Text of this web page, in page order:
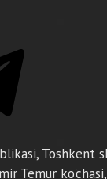
Toshkent
Temur